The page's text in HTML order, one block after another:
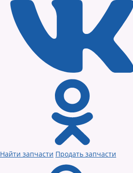
Найти запчасти Продать запчасти